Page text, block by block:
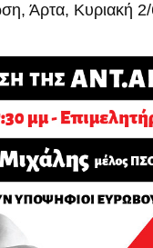
Άρτα, Κυριακή